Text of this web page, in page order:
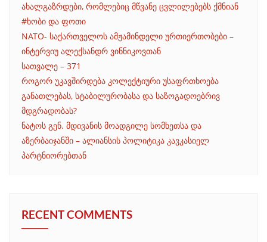
ახალგაზრდები, რომლებიც მწვანე ცვლილებებს ქმნიან
#ხობი და ფოთი
NATO- საქართველოს ამჟამინდელი ურთიერთობები –
ინტერვიუ ალექსანდრ ვინნიკოვთან
სათვალე – 371
როგორ უკავშირდება კოლექტიური უსაფრთხოება
განათლებას, სტაბილურობასა და საზოგადოებრივ
მდგრადობას?
ნატოს გენ. მდივანის მოადგილე სომხეთსა და
აზერბაიჯანში – ალიანსის პოლიტიკა კავკასიელ
პარტნიორებთან
RECENT COMMENTS